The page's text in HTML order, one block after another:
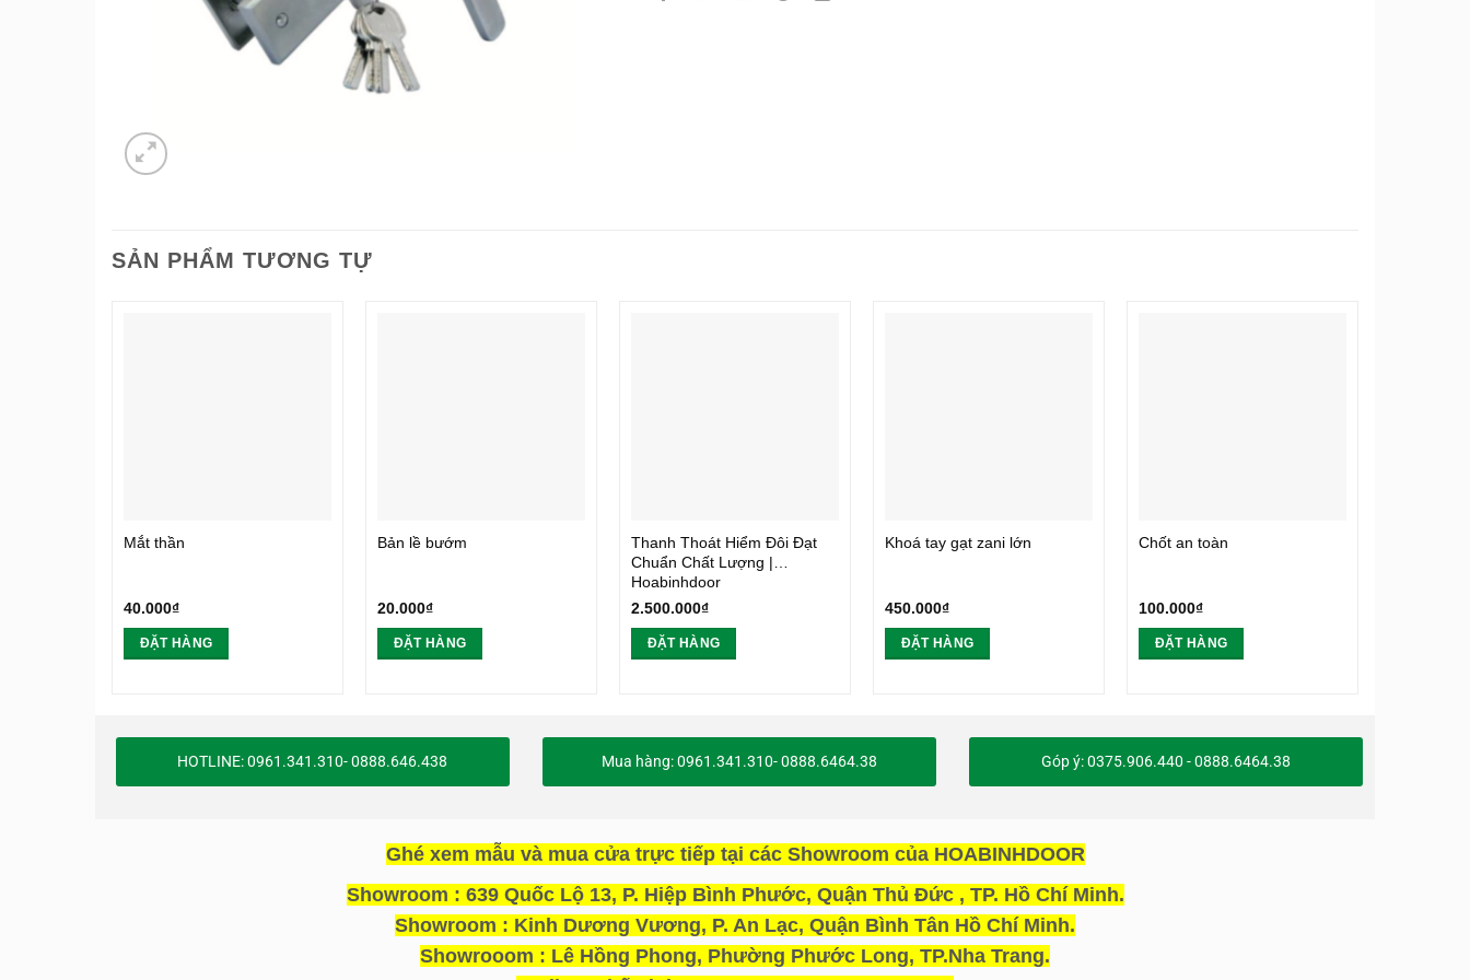
SẢN PHẨM TƯƠNG TỰ
Mắt thần
40.000₫
ĐẶT HÀNG
Bản lề bướm
20.000₫
ĐẶT HÀNG
Thanh Thoát Hiểm Đôi Đạt
Chuẩn Chất Lượng |
Hoabinhdoor
2.500.000₫
ĐẶT HÀNG
Khoá tay gạt zani lớn
450.000₫
ĐẶT HÀNG
Chốt an toàn
100.000₫
ĐẶT HÀNG
HOTLINE: 0961.341.310- 0888.646.438 Mua hàng: 0961.341.310- 0888.6464.38 Góp ý: 0375.906.440 - 0888.6464.38
Ghé xem mẫu và mua cửa trực tiếp tại các Showroom của HOABINHDOOR
Showroom : 639 Quốc Lộ 13, P. Hiệp Bình Phước, Quận Thủ Đức , TP. Hồ Chí Minh.
Showroom : Kinh Dương Vương, P. An Lạc, Quận Bình Tân Hồ Chí Minh.
Showrooom : Lê Hồng Phong, Phường Phước Long, TP.Nha Trang.